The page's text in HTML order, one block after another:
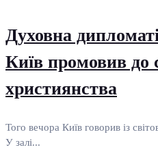
Духовна
Київ промовив до
християнства
Того вечора Київ говорив із
У залі...